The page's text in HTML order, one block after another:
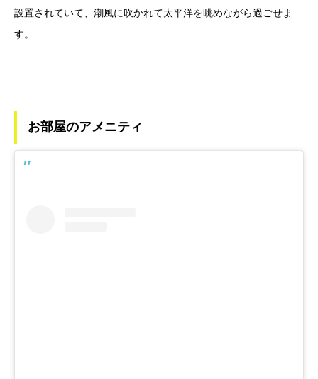
設置されていて、潮風に吹かれて太平洋を眺めながら過ごせま
す。
お部屋のアメニティ